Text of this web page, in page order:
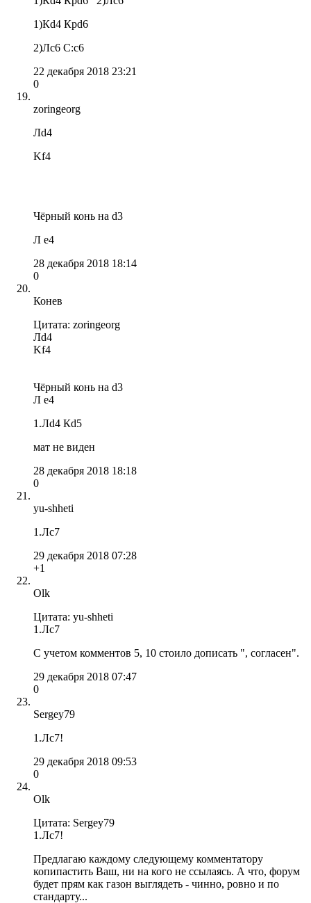
1)Кd4 Крd6
2)Лc6 C:с6
22 декабря 2018 23:21
0
zoringeorg
Лd4
Kf4
Чёрный конь на d3
Л e4
28 декабря 2018 18:14
0
Конев
Цитата: zoringeorg
Лd4
Kf4
Чёрный конь на d3
Л e4
1.Лd4 Кd5
мат не виден
28 декабря 2018 18:18
0
yu-shheti
1.Лс7
29 декабря 2018 07:28
+1
Olk
Цитата: yu-shheti
1.Лс7
С учетом комментов 5, 10 стоило дописать ", согласен".
29 декабря 2018 07:47
0
Sergey79
1.Лc7!
29 декабря 2018 09:53
0
Olk
Цитата: Sergey79
1.Лc7!
Предлагаю каждому следующему комментатору
копипастить Ваш, ни на кого не ссылаясь. А что, форум
будет прям как газон выглядеть - чинно, ровно и по
стандарту...